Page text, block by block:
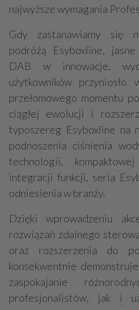
najwyższe wymagania
Gdy zastanawiamy się
podróżą Esyboxline,
DAB w innowacje,
użytkowników
przełomowego momentu
ciągłej ewolucji i
typoszereg Esyboxline na
podnoszenia ciśnienia
technologii,
integracji funkcji, seria
odniesienia w branży.
Dzięki wprowadzeniu
rozwiązań zdalnego
oraz rozszerzenia do
konsekwentnie
zaspokajanie
profesjonalistów, jak i